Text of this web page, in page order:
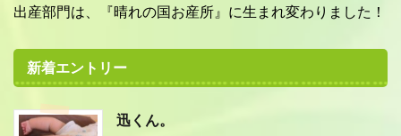
出産部門は、『晴れの国お産所』に生まれ変わりました！
新着エントリー
迅くん。